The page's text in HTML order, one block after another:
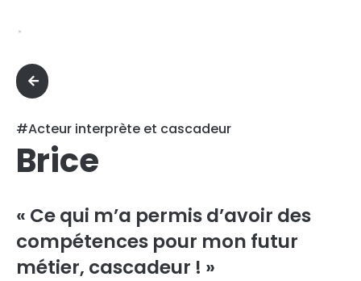
#Acteur interprète et cascadeur
Brice
« Ce qui m’a permis d’avoir des
compétences pour mon futur
métier, cascadeur ! »